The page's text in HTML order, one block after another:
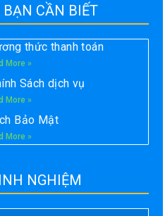
CẦN BIẾT
thức thanh toán
More »
Sách dịch vụ
More »
Bảo Mật
More »
NGHIỆM